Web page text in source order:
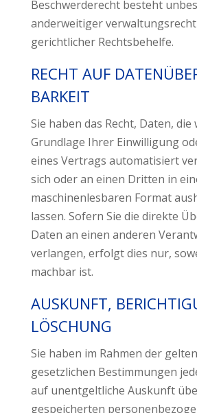
Beschwerderecht besteht
anderweitiger
gerichtlicher Rechtsbehelfe.
RECHT AUF
BARKEIT
Sie haben das Recht, Daten, die
Grundlage Ihrer Einwilligung
eines Vertrags automatisiert
sich oder an einen Dritten in
maschinenlesbaren Format
lassen. Sofern Sie die direkte
Daten an einen anderen
verlangen, erfolgt dies nur,
machbar ist.
AUSKUNFT,
LÖSCHUNG
Sie haben im Rahmen der
gesetzlichen Bestimmungen
auf unentgeltliche Auskunft
gespeicherten